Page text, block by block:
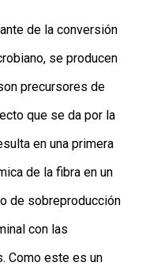
de la conversión
se producen
precursores de
que se da por la
en una primera
de la fibra en un
de sobreproducción
con las
Como este es un